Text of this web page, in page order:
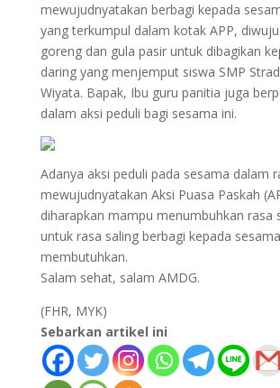
mewujudnyatakan berbagi kepada
yang terkumpul dalam kotak APP,
goreng dan gula pasir untuk dibagikan
daring yang menjemput siswa SMP
Wiyata. Bapak, Ibu guru panitia juga
dalam aksi peduli bagi sesama ini.
Adanya aksi peduli pada sesama dalam
mewujudnyatakan Aksi Puasa Paskah
diharapkan mampu menumbuhkan rasa
untuk rasa saling berbagi kepada
membutuhkan.
Salam sehat, salam AMDG.
(FHR, MYK)
Sebarkan artikel ini